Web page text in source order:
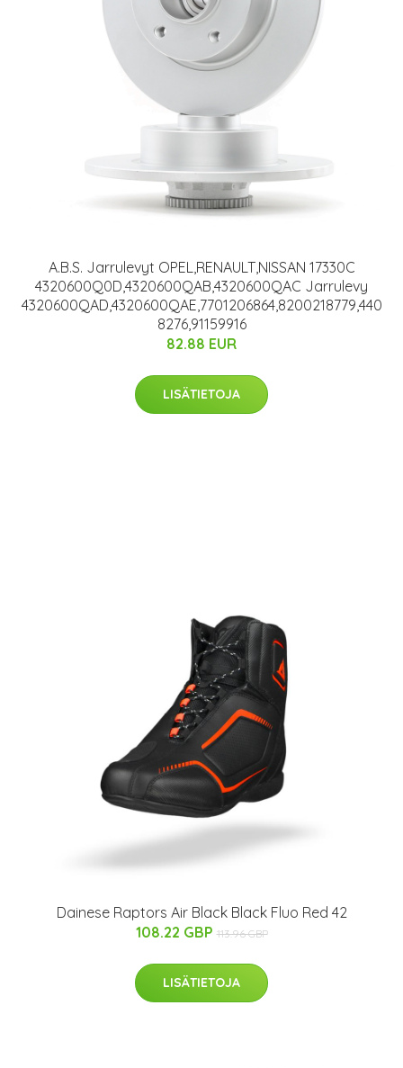
A.B.S. Jarrulevyt OPEL,RENAULT,NISSAN 17330C
4320600Q0D,4320600QAB,4320600QAC Jarrulevy
4320600QAD,4320600QAE,7701206864,8200218779,440
8276,91159916
82.88 EUR
LISÄTIETOJA
Dainese Raptors Air Black Black Fluo Red 42
108.22 GBP 113.96 GBP
LISÄTIETOJA